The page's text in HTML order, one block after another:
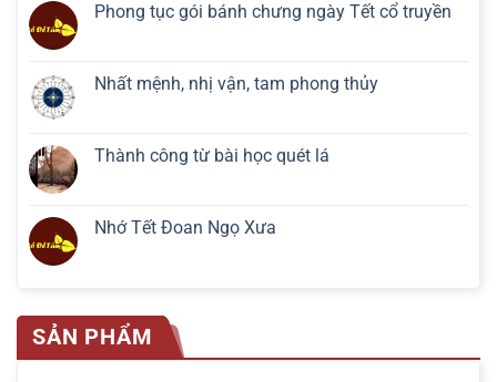
Phong tục gói bánh chưng ngày Tết cổ truyền
Nhất mệnh, nhị vận, tam phong thủy
Thành công từ bài học quét lá
Nhớ Tết Đoan Ngọ Xưa
SẢN PHẨM